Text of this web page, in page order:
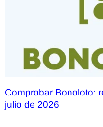
Comprobar Bonoloto:
julio de 2026